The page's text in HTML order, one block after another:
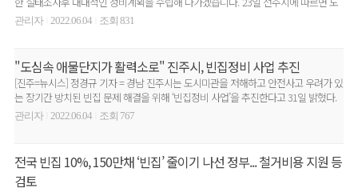
심 외곽지역과 달동..
관리자 2022.06.04 조회 831
"도심속 애물단지가 활력소로" 진주시, 빈집정비 사업 추진
[진주=뉴시스] 정경규 기자 = 경남 진주시는 도시미관을 저해하고 안전사고 우려가 있
는 장기간 방치된 빈집 문제 해결을 위해 ‘빈집정비 사업’을 추진한다고 31일 밝혔다.
시의 ‘빈..
관리자 2022.06.04 조회 767
전국 빈집 10%, 150만채 ‘빈집’ 줄이기 나선 정부... 철거비용 지원 등
검토